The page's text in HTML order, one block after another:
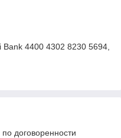
4400 4302 8230 5694,
договоренности